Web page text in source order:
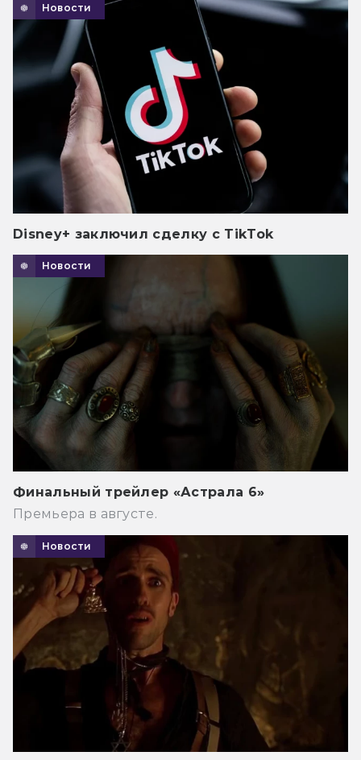
Новости
Disney+ заключил сделку с TikTok
Новости
Финальный трейлер «Астрала 6»
Премьера в августе.
Новости